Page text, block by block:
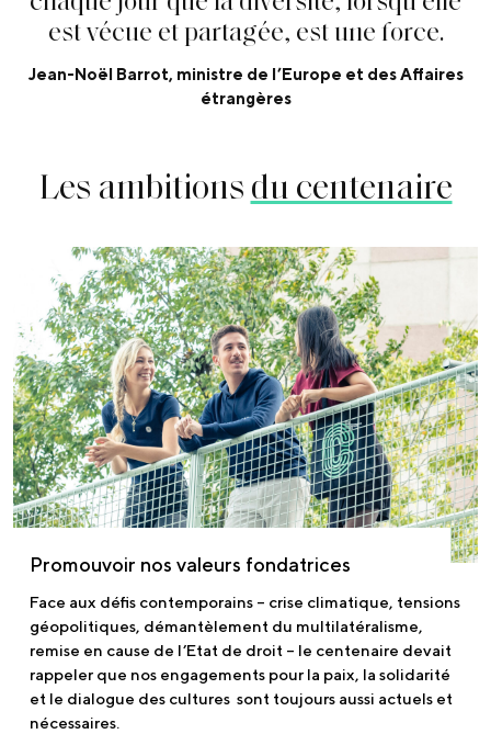
estvécue et partagée, est uneforce.
Jean-Noël Barrot, ministre de l’Europe et des Affaires
étrangères
Les ambitionsdu centenaire
Promouvoir nos valeurs fondatrices
Face aux défis contemporains – crise climatique, tensions
géopolitiques, démantèlement du multilatéralisme,
remise en cause de l’Etat de droit – le centenaire devait
rappeler que nos engagements pour la paix, la solidarité
et le dialogue des cultures sont toujours aussi actuels et
nécessaires.